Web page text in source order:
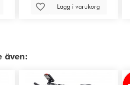
Lägg i varukorg
även: